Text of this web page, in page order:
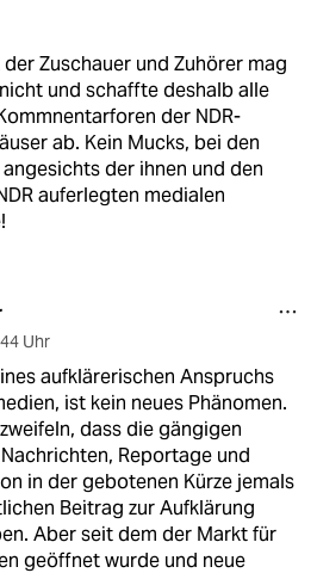
Zuschauer und Zuhörer mag
und schaffte deshalb alle
der NDR-
ab. Kein Mucks, bei den
der ihnen und den
auferlegten medialen
Uhr
aufklärerischen Anspruchs
ist kein neues Phänomen.
dass die gängigen
Reportage und
in der gebotenen Kürze jemals
Beitrag zur Aufklärung
Aber seit dem der Markt für
geöffnet wurde und neue